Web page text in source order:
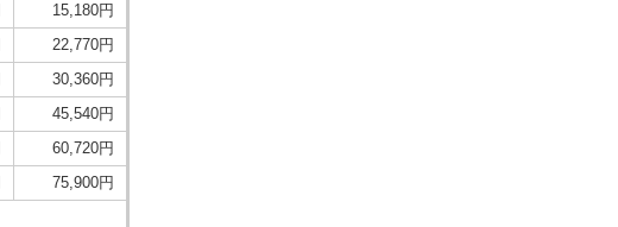
15,180円
22,770円
30,360円
45,540円
60,720円
75,900円